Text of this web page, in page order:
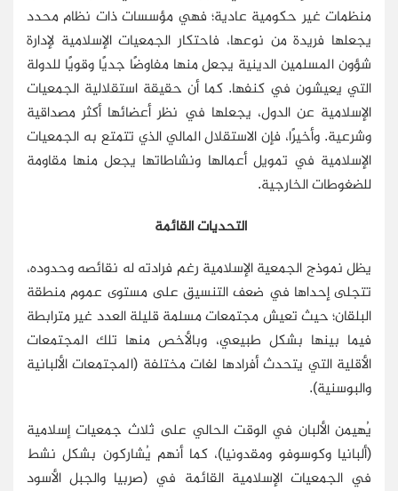
منظمات غير حكومية عادية؛ فهي مؤسسات ذات نظام محدد
يجعلها فريدة من نوعها، فاحتكار الجمعيات الإسلامية لإدارة
شؤون المسلمين الدينية يجعل منها مفاوضًا جديًا وقويًا للدولة
التي يعيشون في كنفها. كما أن حقيقة استقلالية الجمعيات
الإسلامية عن الدول، يجعلها في نظر أعضائها أكثر مصداقية
وشرعية. وأخيرًا، فإن الاستقلال المالي الذي تتمتع به الجمعيات
الإسلامية في تمويل أعمالها ونشاطاتها يجعل منها مقاومة
للضغوطات الخارجية.
التحديات القائمة
يظل نموذج الجمعية الإسلامية رغم فرادته له نقائصه وحدوده،
تتجلى إحداها في ضعف التنسيق على مستوى عموم منطقة
البلقان؛ حيث تعيش مجتمعات مسلمة قليلة العدد غير مترابطة
فيما بينها بشكل طبيعي، وبالأخص منها تلك المجتمعات
الأقلية التي يتحدث أفرادها لغات مختلفة (المجتمعات الألبانية
والبوسنية).
يُهيمن الألبان في الوقت الحالي على ثلاث جمعيات إسلامية
(ألبانيا وكوسوفو ومقدونيا)، كما أنهم يُشاركون بشكل نشط
في الجمعيات الإسلامية القائمة في (صربيا والجبل الأسود